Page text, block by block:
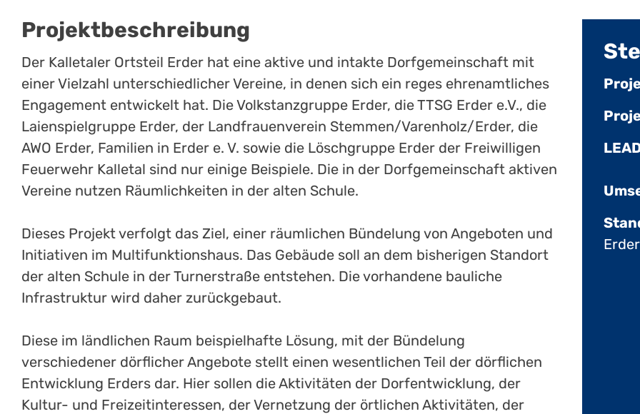
Projektbeschreibung
Der Kalletaler Ortsteil Erder hat eine aktive und intakte Dorfgemeinschaft mit
einer Vielzahl unterschiedlicher Vereine, in denen sich ein reges ehrenamtliches
Engagement entwickelt hat. Die Volkstanzgruppe Erder, die TTSG Erder e.V., die
Laienspielgruppe Erder, der Landfrauenverein Stemmen/Varenholz/Erder, die
AWO Erder, Familien in Erder e. V. sowie die Löschgruppe Erder der Freiwilligen
Feuerwehr Kalletal sind nur einige Beispiele. Die in der Dorfgemeinschaft aktiven
Vereine nutzen Räumlichkeiten in der alten Schule.
Dieses Projekt verfolgt das Ziel, einer räumlichen Bündelung von Angeboten und
Initiativen im Multifunktionshaus. Das Gebäude soll an dem bisherigen Standort
der alten Schule in der Turnerstraße entstehen. Die vorhandene bauliche
Infrastruktur wird daher zurückgebaut.
Diese im ländlichen Raum beispielhafte Lösung, mit der Bündelung
verschiedener dörflicher Angebote stellt einen wesentlichen Teil der dörflichen
Entwicklung Erders dar. Hier sollen die Aktivitäten der Dorfentwicklung, der
Kultur- und Freizeitinteressen, der Vernetzung der örtlichen Aktivitäten, der
Erder